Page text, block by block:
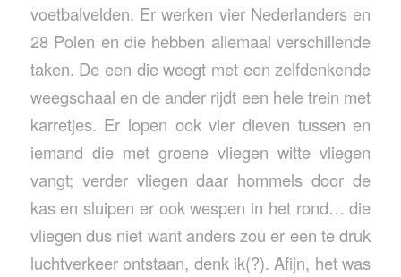
voetbalvelden. Er werken vier Nederlanders en
28 Polen en die hebben allemaal verschillende
taken. De een die weegt met een zelfdenkende
weegschaal en de ander rijdt een hele trein met
karretjes. Er lopen ook vier dieven tussen en
iemand die met groene vliegen witte vliegen
vangt; verder vliegen daar hommels door de
kas en sluipen er ook wespen in het rond… die
vliegen dus niet want anders zou er een te druk
luchtverkeer ontstaan, denk ik(?). Afijn, het was